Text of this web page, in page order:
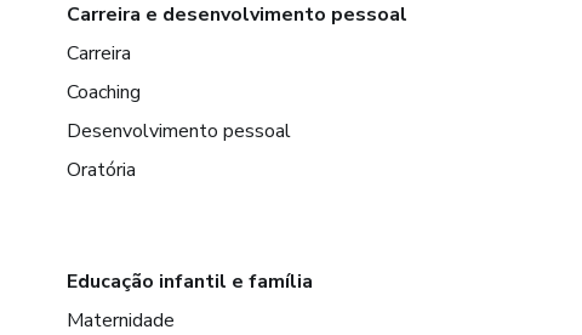
Carreira e desenvolvimento pessoal
Carreira
Coaching
Desenvolvimento pessoal
Oratória
Educação infantil e família
Maternidade